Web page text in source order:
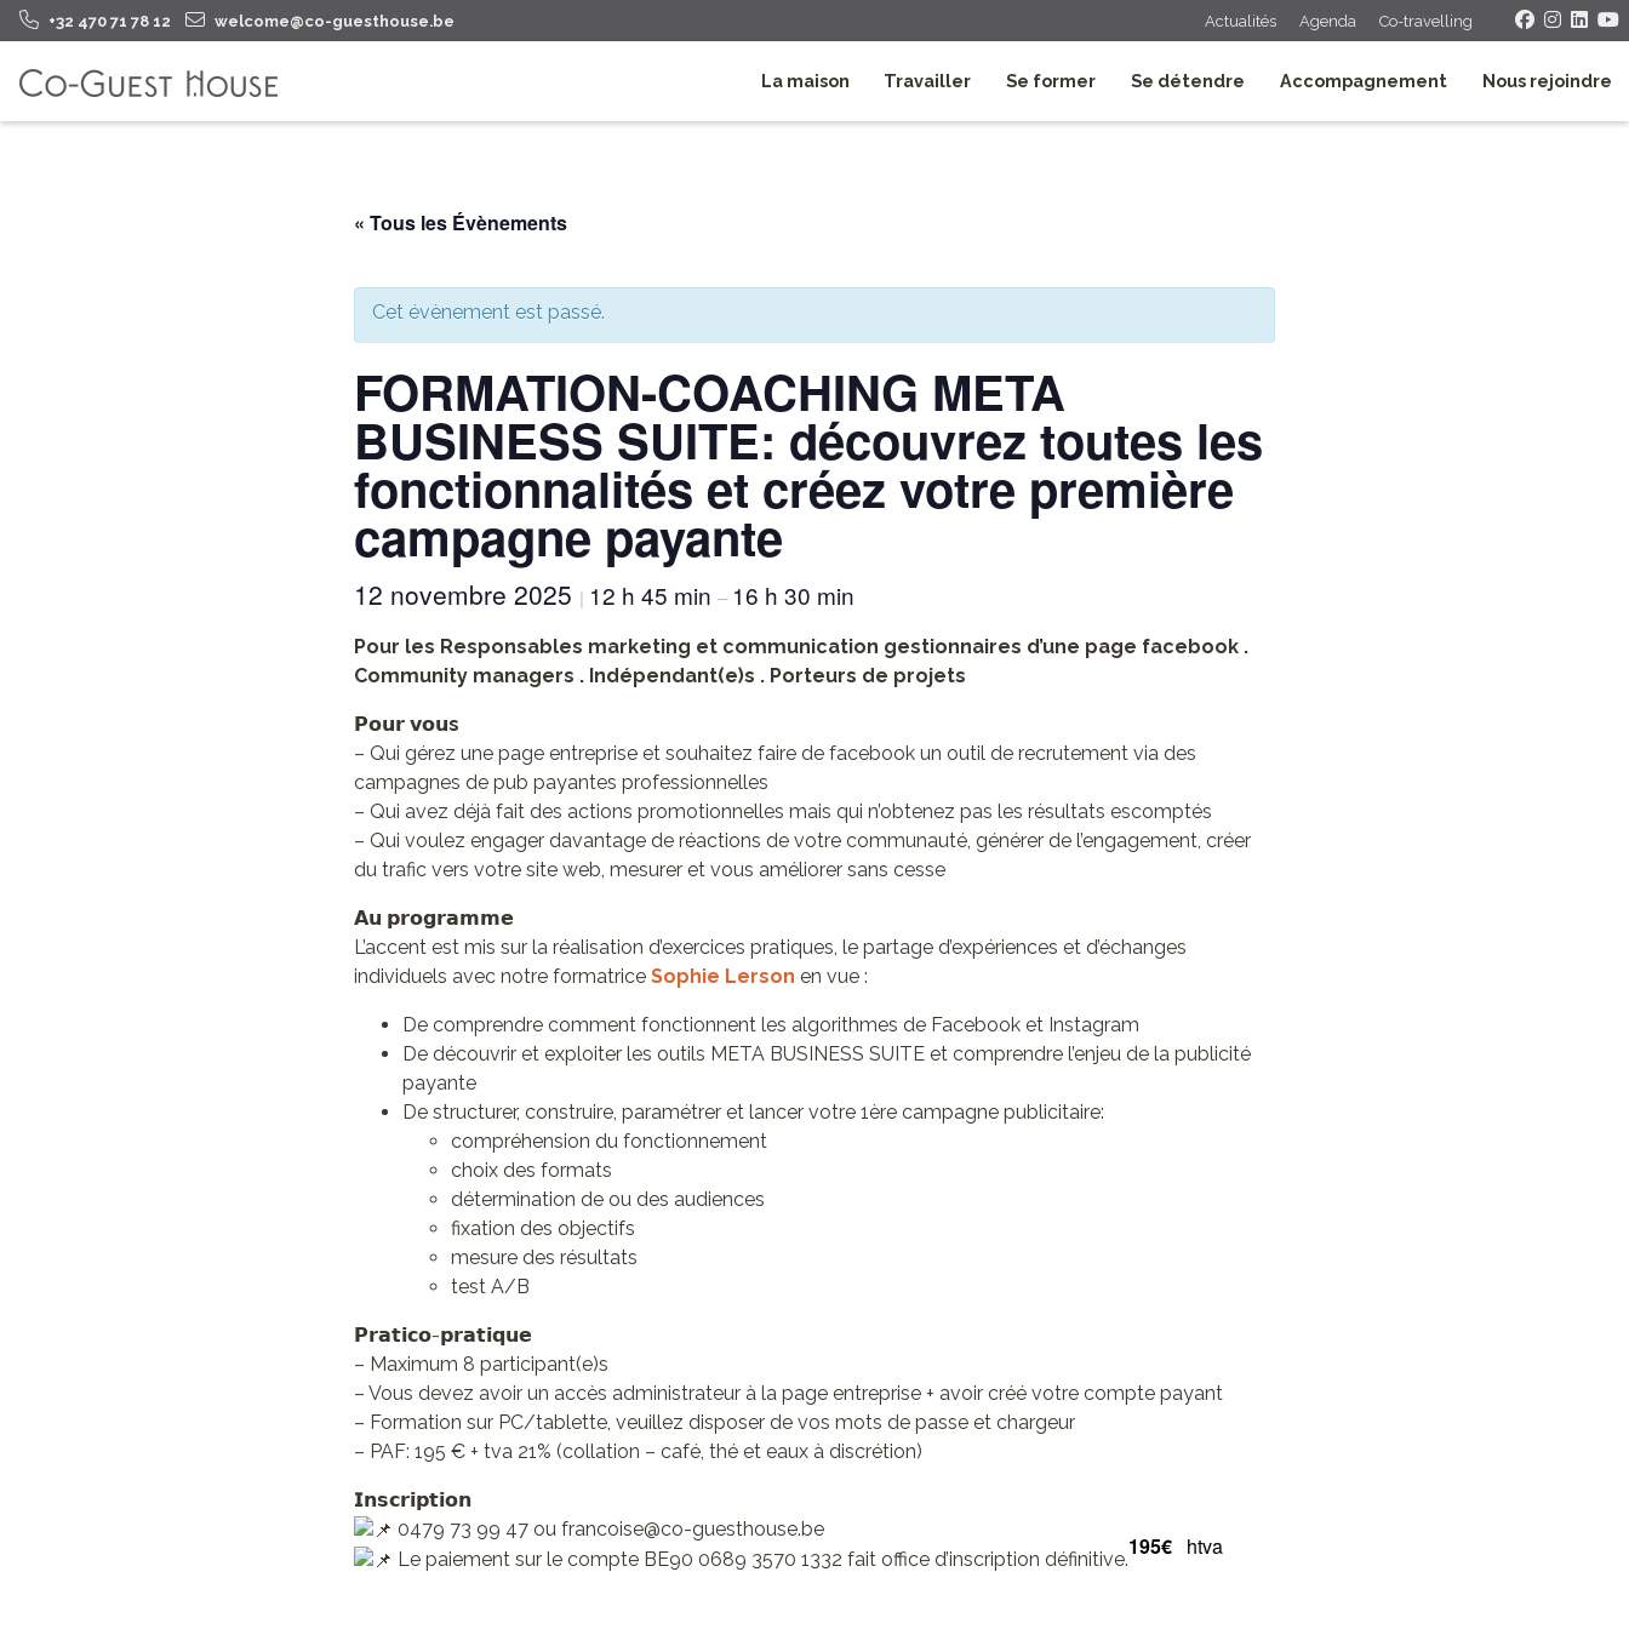
+32 470 71 78 12 welcome@co-guesthouse.be Actualités Agenda Co-travelling
La maison Travailler Se former Se détendre Accompagnement Nous rejoindre
« Tous les Évènements
Cet évènement est passé.
FORMATION-COACHING META
BUSINESS SUITE: découvrez toutes les
fonctionnalités et créez votre première
campagne payante
12 novembre 2025 | 12 h 45 min – 16 h 30 min
Pour les Responsables marketing et communication gestionnaires d’une page facebook .
Community managers . Indépendant(e)s . Porteurs de projets
𝗣𝗼𝘂𝗿 𝘃𝗼𝘂s
– Qui gérez une page entreprise et souhaitez faire de facebook un outil de recrutement via des
campagnes de pub payantes professionnelles
– Qui avez déjà fait des actions promotionnelles mais qui n’obtenez pas les résultats escomptés
– Qui voulez engager davantage de réactions de votre communauté, générer de l’engagement, créer
du trafic vers votre site web, mesurer et vous améliorer sans cesse
𝗔𝘂 𝗽𝗿𝗼𝗴𝗿𝗮𝗺𝗺𝗲
L’accent est mis sur la réalisation d’exercices pratiques, le partage d’expériences et d’échanges
individuels avec notre formatrice Sophie Lerson en vue :
De comprendre comment fonctionnent les algorithmes de Facebook et Instagram
De découvrir et exploiter les outils META BUSINESS SUITE et comprendre l’enjeu de la publicité
payante
De structurer, construire, paramétrer et lancer votre 1ère campagne publicitaire:
compréhension du fonctionnement
choix des formats
détermination de ou des audiences
fixation des objectifs
mesure des résultats
test A/B
𝗣𝗿𝗮𝘁𝗶𝗰𝗼-𝗽𝗿𝗮𝘁𝗶𝗾𝘂𝗲
– Maximum 8 participant(e)s
– Vous devez avoir un accès administrateur à la page entreprise + avoir créé votre compte payant
– Formation sur PC/tablette, veuillez disposer de vos mots de passe et chargeur
– PAF: 195 € + tva 21% (collation – café, thé et eaux à discrétion)
𝗜𝗻𝘀𝗰𝗿𝗶𝗽𝘁𝗶𝗼𝗻
0479 73 99 47 ou francoise@co-guesthouse.be
Le paiement sur le compte BE90 0689 3570 1332 fait office d’inscription définitive.195€ htva